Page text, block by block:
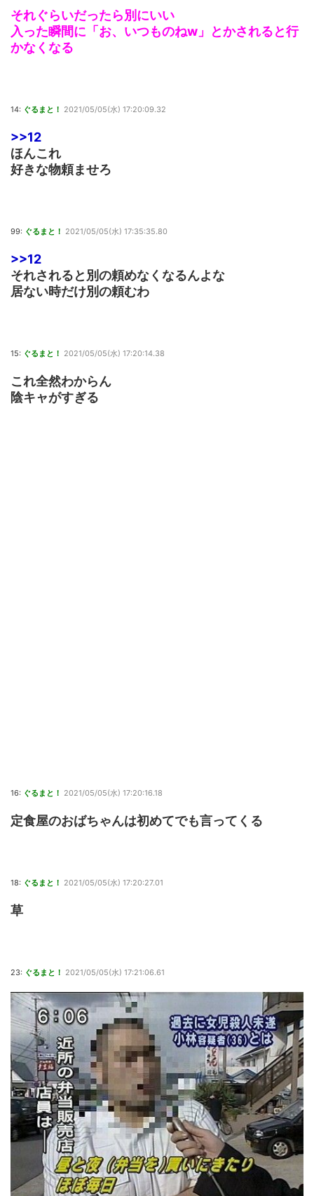
それぐらいだったら別にいい
入った瞬間に「お、いつものねw」とかされると行
かなくなる
14: ぐるまと！ 2021/05/05(水) 17:20:09.32
>>12
ほんこれ
好きな物頼ませろ
99: ぐるまと！ 2021/05/05(水) 17:35:35.80
>>12
それされると別の頼めなくなるんよな
居ない時だけ別の頼むわ
15: ぐるまと！ 2021/05/05(水) 17:20:14.38
これ全然わからん
陰キャがすぎる
16: ぐるまと！ 2021/05/05(水) 17:20:16.18
定食屋のおばちゃんは初めてでも言ってくる
18: ぐるまと！ 2021/05/05(水) 17:20:27.01
草
23: ぐるまと！ 2021/05/05(水) 17:21:06.61